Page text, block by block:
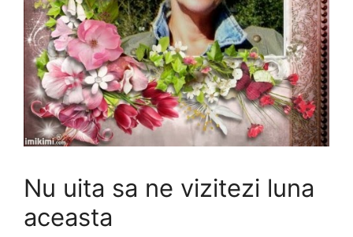
Nu uita sa ne vizitezi luna
aceasta